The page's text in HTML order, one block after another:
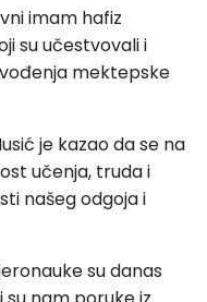
imam hafiz
su učestvovali i
mektepske
je kazao da se na
učenja, truda i
našeg odgoja i
su danas